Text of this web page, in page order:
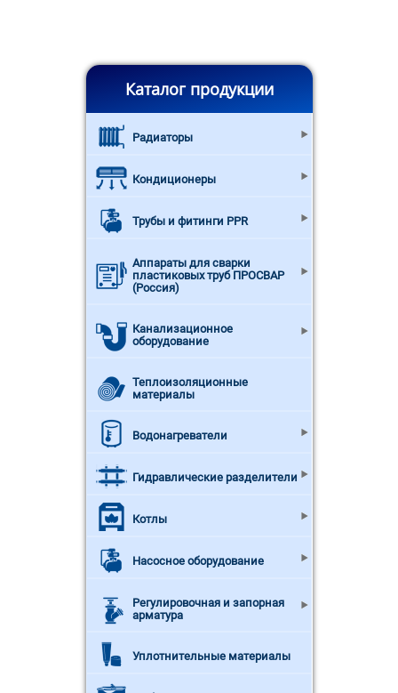
Каталог продукции
Радиаторы
Кондиционеры
Трубы и фитинги PPR
Аппараты для сварки
пластиковых труб ПРОСВАР
(Россия)
Канализационное
оборудование
Теплоизоляционные
материалы
Водонагреватели
Гидравлические разделители
Котлы
Насосное оборудование
Регулировочная и запорная
арматура
Уплотнительные материалы